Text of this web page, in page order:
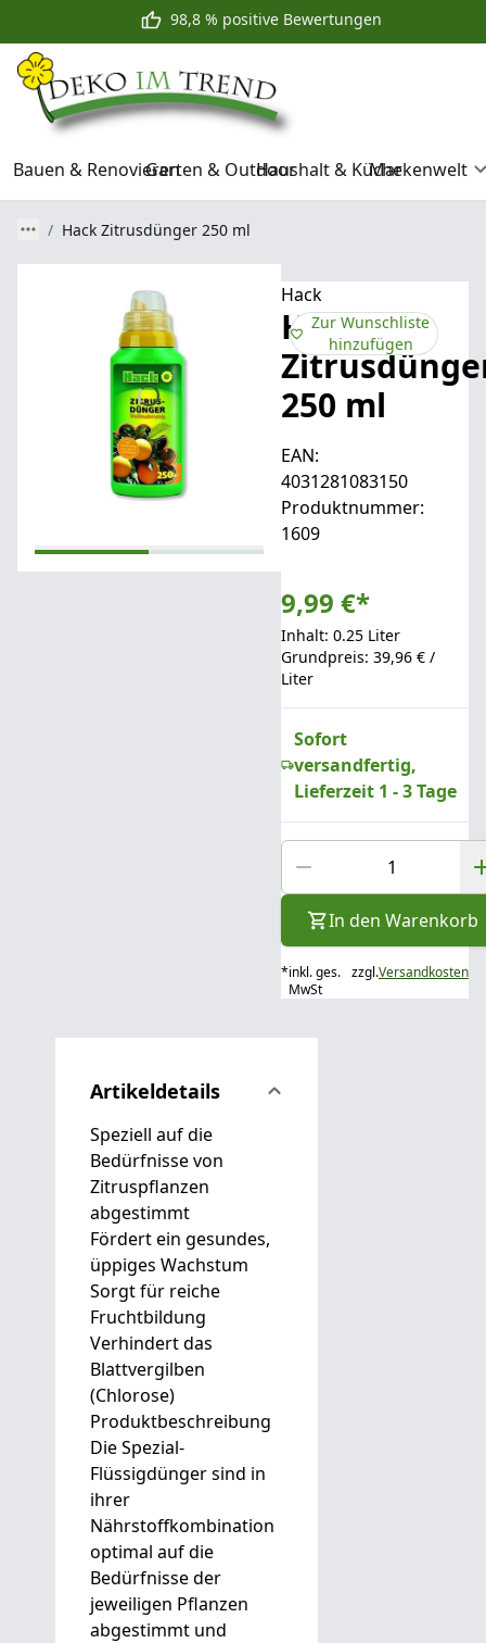
98,8 % positive Bewertungen
Bauen & RenovierenGarten & OutdoorHaushalt & KücheMarkenwelt
Hack Zitrusdünger 250 ml
Hack
Hack
250 ml
EAN:
4031281083150
Produktnummer:
1609
9,99 €*
Inhalt: 0.25 Liter
Grundpreis: 39,96 € /
Liter
Zur Wunschliste
hinzufügen
Sofort
versandfertig,
Lieferzeit 1 - 3 Tage
In den Warenkorb
*inkl. ges.
MwSt
zzgl.Versandkosten
Artikeldetails
Speziell auf die
Bedürfnisse von
Zitruspflanzen
abgestimmt
Fördert ein gesundes,
üppiges Wachstum
Sorgt für reiche
Fruchtbildung
Verhindert das
Blattvergilben
(Chlorose)
Produktbeschreibung
Die Spezial-
Flüssigdünger sind in
ihrer
Nährstoffkombination
optimal auf die
Bedürfnisse der
jeweiligen Pflanzen
abgestimmt und